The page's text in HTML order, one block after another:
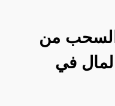
من
في